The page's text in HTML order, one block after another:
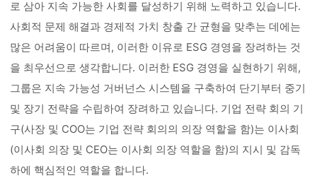
로 삼아 지속 가능한 사회를 달성하기 위해 노력하고 있습니다.
사회적 문제 해결과 경제적 가치 창출 간 균형을 맞추는 데에는
많은 어려움이 따르며, 이러한 이유로 ESG 경영을 장려하는 것
을 최우선으로 생각합니다. 이러한 ESG 경영을 실현하기 위해,
그룹은 지속 가능성 거버넌스 시스템을 구축하여 단기부터 중기
및 장기 전략을 수립하여 장려하고 있습니다. 기업 전략 회의 기
구(사장 및 COO는 기업 전략 회의의 의장 역할을 함)는 이사회
(이사회 의장 및 CEO는 이사회 의장 역할을 함)의 지시 및 감독
하에 핵심적인 역할을 합니다.